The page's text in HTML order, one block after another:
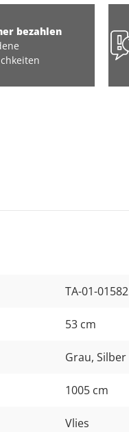
bezahlen
TA-01-01582
53 cm
Grau, Silber
1005 cm
Vlies